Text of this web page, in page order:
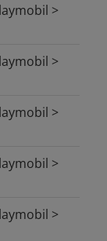
>
>
>
>
>